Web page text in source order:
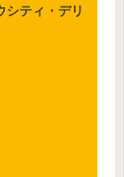
シティ・デリ